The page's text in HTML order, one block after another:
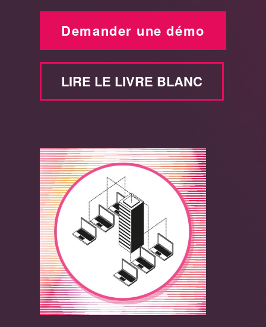
Demander une démo
LIRE LE LIVRE BLANC